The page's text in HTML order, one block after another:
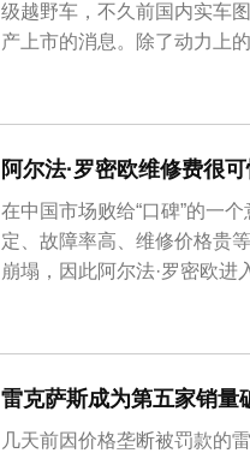
级越野车，不久前国内实车
产上市的消息。除了动力上
车型大幅降低了动力配置，
度较高，因此很可能延续奔
阿尔法·罗密欧维修费很
在中国市场败给“口碑”的一
定、故障率高、维修价格贵
崩塌，因此阿尔法·罗密欧
吗？”，“没有豪车的命，得
贵”。究竟阿尔法·罗密欧的
雷克萨斯成为第五家销量
几天前因价格垄断被罚款的